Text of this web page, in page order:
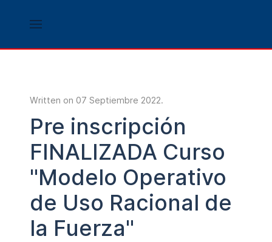
Written on 07 Septiembre 2022.
Pre inscripción
FINALIZADA Curso
"Modelo Operativo
de Uso Racional de
la Fuerza"